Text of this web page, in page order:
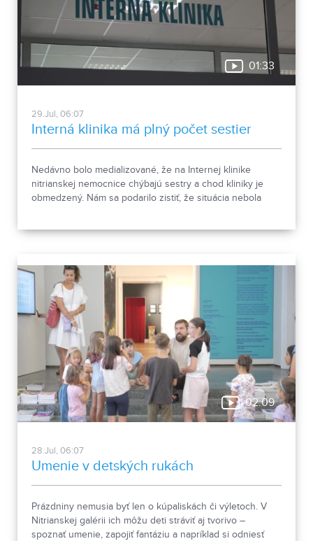
01:33
29.Jul, 06:07
Interná klinika má plný počet sestier
Nedávno bolo medializované, že na Internej klinike
nitrianskej nemocnice chýbajú sestry a chod kliniky je
obmedzený. Nám sa podarilo zistiť, že situácia nebola
02:09
28.Jul, 06:07
Umenie v detských rukách
Prázdniny nemusia byť len o kúpaliskách či výletoch. V
Nitrianskej galérii ich môžu deti stráviť aj tvorivo –
spoznať umenie, zapojiť fantáziu a napríklad si odniesť